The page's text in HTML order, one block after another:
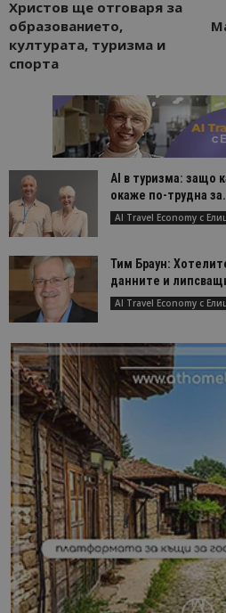
Христов ще отговаря за
образованието,
културата, туризма и
спорта
AI в туризма: защо
окаже по-трудна
AI Travel Economy с
Тим Браун:
данните и
AI Travel Economy с